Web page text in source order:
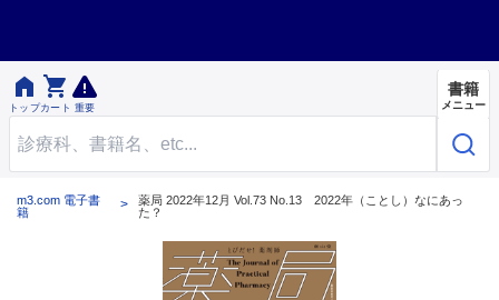

トップ

カート 重要
書籍
メニュー
m3.com 電子書
籍
薬局 2022年12月 Vol.73 No.13 2022年（ことし）なにあっ
た？